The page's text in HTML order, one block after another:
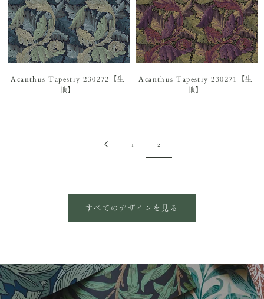
Acanthus Tapestry 230272【生
地】
Acanthus Tapestry 230271【生
地】
1 2
すべてのデザインを見る